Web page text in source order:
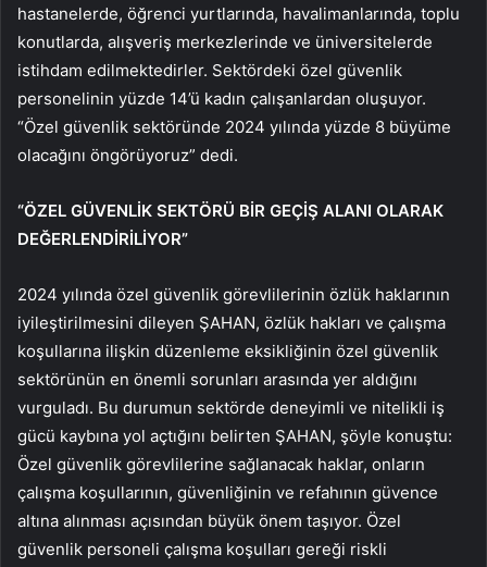
hastanelerde, öğrenci yurtlarında, havalimanlarında, toplu
konutlarda, alışveriş merkezlerinde ve üniversitelerde
istihdam edilmektedirler. Sektördeki özel güvenlik
personelinin yüzde 14’ü kadın çalışanlardan oluşuyor.
“Özel güvenlik sektöründe 2024 yılında yüzde 8 büyüme
olacağını öngörüyoruz” dedi.
“ÖZEL GÜVENLİK SEKTÖRÜ BİR GEÇİŞ ALANI OLARAK
DEĞERLENDİRİLİYOR”
2024 yılında özel güvenlik görevlilerinin özlük haklarının
iyileştirilmesini dileyen ŞAHAN, özlük hakları ve çalışma
koşullarına ilişkin düzenleme eksikliğinin özel güvenlik
sektörünün en önemli sorunları arasında yer aldığını
vurguladı. Bu durumun sektörde deneyimli ve nitelikli iş
gücü kaybına yol açtığını belirten ŞAHAN, şöyle konuştu:
Özel güvenlik görevlilerine sağlanacak haklar, onların
çalışma koşullarının, güvenliğinin ve refahının güvence
altına alınması açısından büyük önem taşıyor. Özel
güvenlik personeli çalışma koşulları gereği riskli